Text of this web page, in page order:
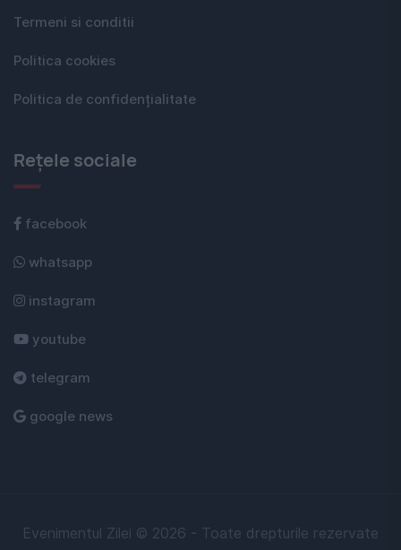
Termeni si conditii
Politica cookies
Politica de confidențialitate
Rețele sociale
facebook
whatsapp
instagram
youtube
telegram
google news
Evenimentul Zilei © 2026 - Toate drepturile rezervate